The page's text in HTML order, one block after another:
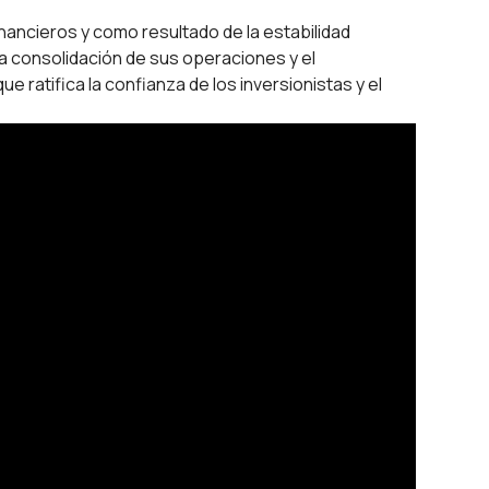
y como resultado de la estabilidad
consolidación de sus operaciones y el
ratifica la confianza de los inversionistas y el